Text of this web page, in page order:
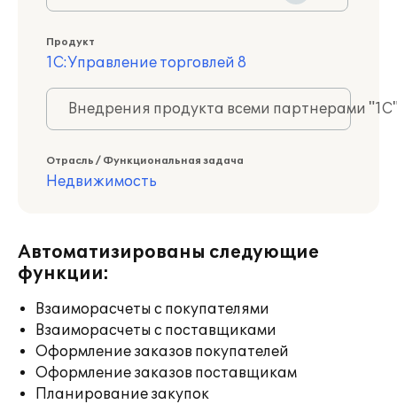
Продукт
1С:Управление торговлей 8
Внедрения продукта всеми партнерами
Отрасль / Функциональная задача
Недвижимость
Автоматизированы следующие
функции:
Взаиморасчеты с покупателями
Взаиморасчеты с поставщиками
Оформление заказов покупателей
Оформление заказов поставщикам
Планирование закупок